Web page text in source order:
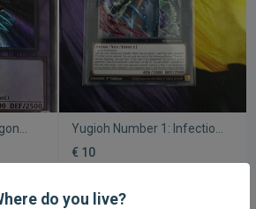
Yugioh Number 1: Infection
Buzzking καινούργιο
€ 10
do you live?